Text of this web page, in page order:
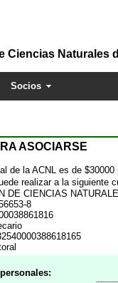
Ciencias Naturales
Socios
ASOCIARSE
de la ACNL es de
realizar a la siguiente
DE CIENCIAS
8